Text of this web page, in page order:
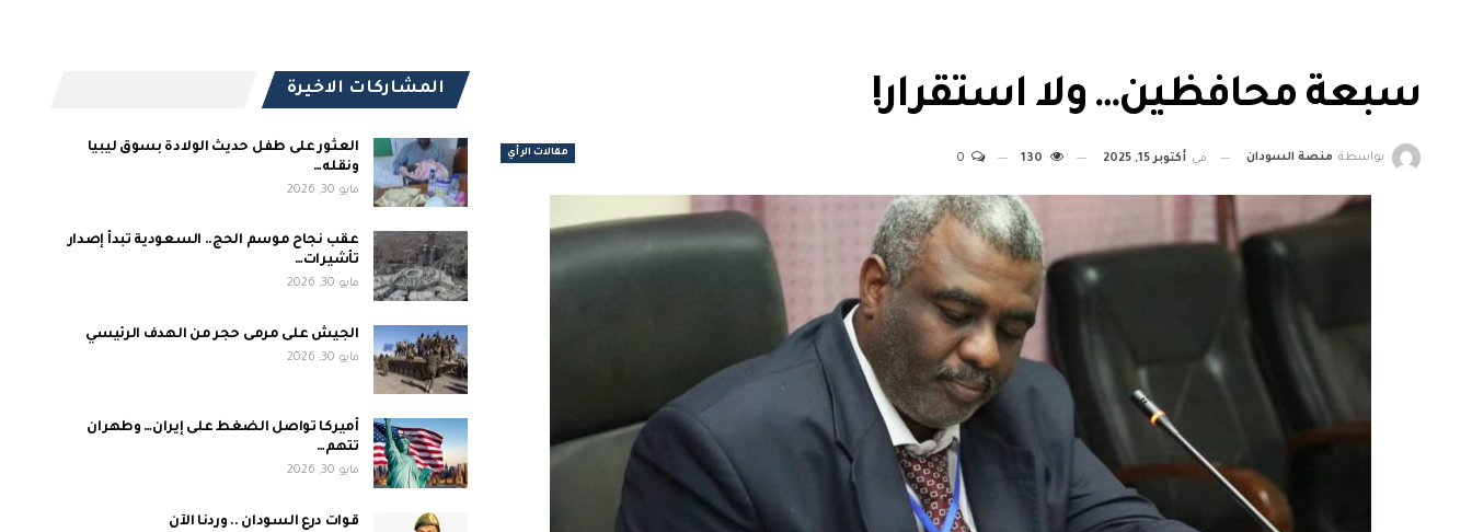
سبعة محافظين… ولا استقرار!
مقالات الرأي بواسطة منصة السودان في أكتوبر 15, 2025 130
المشاركات الاخيرة
العثور على طفل حديث الولادة بسوق ليبيا
ونقله…
مايو 30, 2026
عقب نجاح موسم الحج.. السعودية تبدأ إصدار
تأشيرات…
مايو 30, 2026
الجيش على مرمى حجر من الهدف الرئيسي
مايو 30, 2026
أميركا تواصل الضغط على إيران… وطهران
تتهم…
مايو 30, 2026
قوات درع السودان .. وردنا الآن